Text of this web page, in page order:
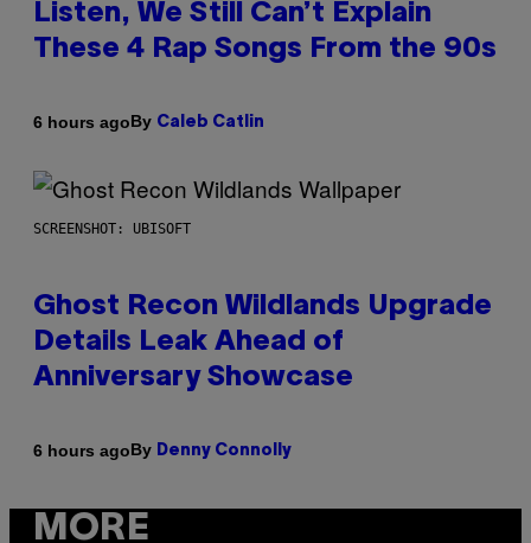
Listen, We Still Can’t Explain
These 4 Rap Songs From the 90s
6 hours agoBy Caleb Catlin
SCREENSHOT: UBISOFT
Ghost Recon Wildlands Upgrade
Details Leak Ahead of
Anniversary Showcase
6 hours agoBy Denny Connolly
MORE